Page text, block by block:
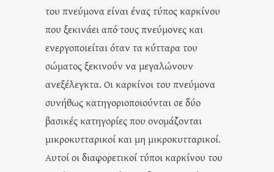
του πνεύμονα είναι ένας τύπος καρκίνου
που ξεκινάει από τους πνεύμονες και
ενεργοποιείται όταν τα κύτταρα του
σώματος ξεκινούν να μεγαλώνουν
ανεξέλεγκτα. Οι καρκίνοι του πνεύμονα
συνήθως κατηγοριοποιούνται σε δύο
βασικές κατηγορίες που ονομάζονται
μικροκυτταρικοί και μη μικροκυτταρικοί.
Αυτοί οι διαφορετικοί τύποι καρκίνου του